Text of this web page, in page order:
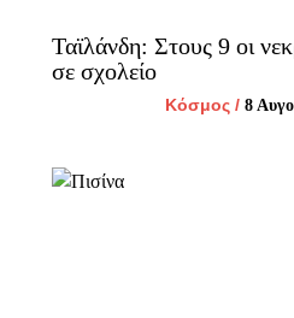
Ταϊλάνδη: Στους 9 οι
σε σχολείο
Κόσμος / 8